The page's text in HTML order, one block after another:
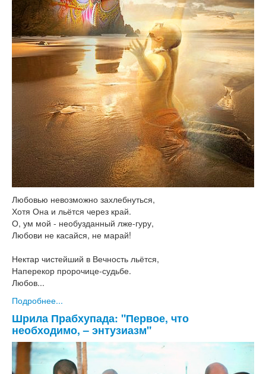
Любовью невозможно захлебнуться,
Хотя Она и льётся через край.
О, ум мой - необузданный лже-гуру,
Любови не касайся, не марай!
Нектар чистейший в Вечность льётся,
Наперекор пророчице-судьбе.
Любов...
Подробнее...
Шрила Прабхупада: "Первое, что
необходимо, – энтузиазм"